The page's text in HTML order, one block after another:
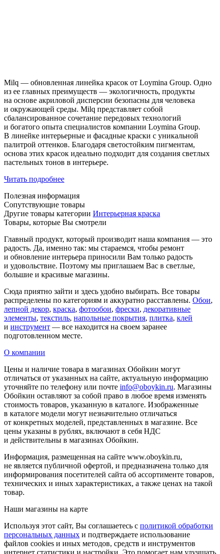
Milq — обновленная линейка красок от Loymina Group. Одно
из ее главных преимуществ — экологичность, продукты
на основе акриловой дисперсии безопасны для человека
и окружающей среды. Milq представляет собой
сбалансированное сочетание передовых технологий
и богатого опыта специалистов компании Loymina Group.
В линейке интерьерные и фасадные краски с уникальной
палитрой оттенков. Благодаря светостойким пигментам,
основа этих красок идеально подходит для создания светлых
пастельных тонов в интерьере.
Читать подробнее
Полезная информация
Сопутствующие товары
Другие товары категории Интерьерная краска
Товары, которые Вы смотрели
Главный продукт, который производит наша компания — это
радость. Да, именно так: мы стараемся, чтобы ремонт
и обновление интерьера приносили Вам только радость
и удовольствие. Поэтому мы приглашаем Вас в светлые,
большие и красивые магазины.
Сюда приятно зайти и здесь удобно выбирать. Все товары
распределены по категориям и аккуратно расставлены. Обои,
лепной декор, краска, фотообои, фрески, декоративные
элементы, текстиль, напольные покрытия, плитка, клей
и инструмент — все находится на своем заранее
подготовленном месте.
О компании
Цены и наличие товара в магазинах Обойкин могут
отличаться от указанных на сайте, актуальную информацию
уточняйте по телефону или почте info@oboykin.ru. Магазины
Обойкин оставляют за собой право в любое время изменять
стоимость товаров, указанную в каталоге. Изображенные
в каталоге модели могут незначительно отличаться
от конкретных моделей, представленных в магазине. Все
цены указаны в рублях, включают в себя НДС
и действительны в магазинах Обойкин.
Информация, размещенная на сайте www.oboykin.ru,
не является публичной офертой, и предназначена только для
информирования посетителей сайта об ассортименте товаров,
технических и иных характеристиках, а также ценах на такой
товар.
Наши магазины на карте
Используя этот сайт, Вы соглашаетесь с политикой обработки
персональных данных и подтверждаете использование
файлов cookies и иных методов, средств и инструментов
интернет статистики и настройки. Это помогает нам улучшать